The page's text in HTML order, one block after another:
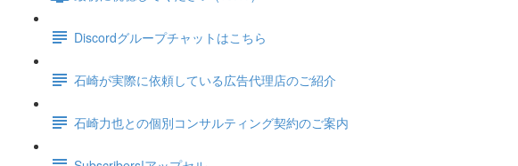
Discordグループチャットはこちら
石崎が実際に依頼している広告代理店のご紹介
石崎力也との個別コンサルティング契約のご案内